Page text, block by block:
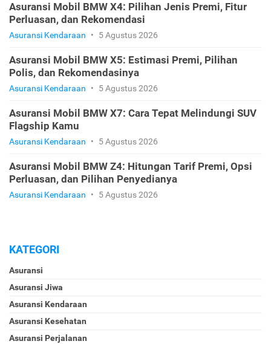
Asuransi Mobil BMW X4: Pilihan Jenis Premi, Fitur
Perluasan, dan Rekomendasi
Asuransi Kendaraan • 5 Agustus 2026
Asuransi Mobil BMW X5: Estimasi Premi, Pilihan
Polis, dan Rekomendasinya
Asuransi Kendaraan • 5 Agustus 2026
Asuransi Mobil BMW X7: Cara Tepat Melindungi SUV
Flagship Kamu
Asuransi Kendaraan • 5 Agustus 2026
Asuransi Mobil BMW Z4: Hitungan Tarif Premi, Opsi
Perluasan, dan Pilihan Penyedianya
Asuransi Kendaraan • 5 Agustus 2026
KATEGORI
Asuransi
Asuransi Jiwa
Asuransi Kendaraan
Asuransi Kesehatan
Asuransi Perjalanan